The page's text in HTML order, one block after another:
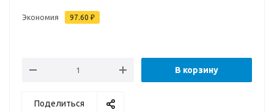
Экономия 97.60 ₽
В корзину
Поделиться